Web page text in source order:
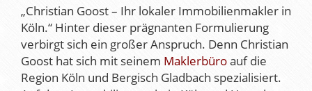
„Christian Goost – Ihr lokaler Immobilienmakler in
Köln.“ Hinter dieser prägnanten Formulierung
verbirgt sich ein großer Anspruch. Denn Christian
Goost hat sich mit seinem Maklerbüroauf die
Region Köln und Bergisch Gladbach spezialisiert.